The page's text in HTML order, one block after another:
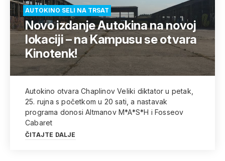
AUTOKINO SELI NA TRSAT
Novo izdanje Autokina na novoj
lokaciji – na Kampusu se otvara
Kinotenk!
Autokino otvara Chaplinov Veliki diktator u petak,
25. rujna s početkom u 20 sati, a nastavak
programa donosi Altmanov M*A*S*H i Fosseov
Cabaret
ČITAJTE DALJE